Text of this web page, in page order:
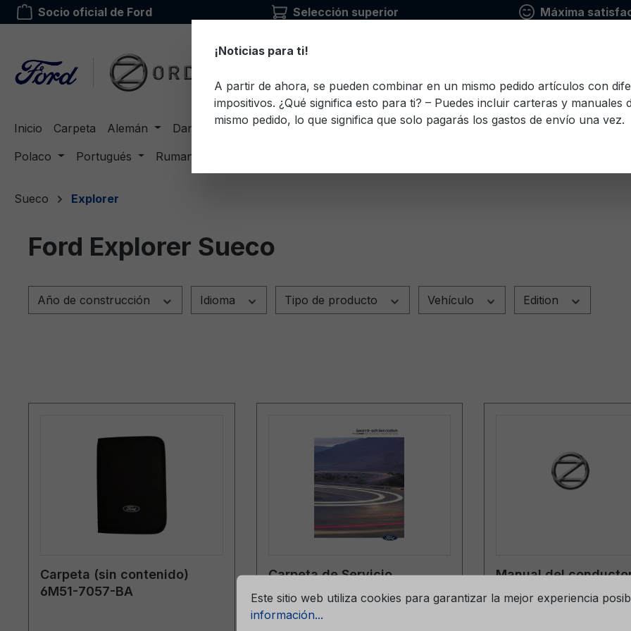
Saltar a la navegación principal
Socio oficial de Ford Selección superior Máxima
Inicio Carpeta Alemán Danés Inglés Estonio Finlandés Francés Griego Italiano
Polaco
Portugués Rumano
Sueco Explorer
Ford Explorer Sueco
Año de construcción Idioma Tipo de producto Vehículo Edition
Carpeta (sin contenido)
6M51-7057-BA
Carpeta de Servicio
CG2147SWE 06/2024 -
Suecia
Manual del
Explorer CG3968sv
- sueco
Ajustes previos para cookies
la mejor experiencia posible.Más información...
Este sitio web utiliza cookies para garantizar la mejor experiencia
información...
¡Noticias para ti!
A partir de ahora, se pueden combinar en un mismo pedido artículos con
impositivos. ¿Qué significa esto para ti? – Puedes incluir carteras y manuales
mismo pedido, lo que significa que solo pagarás los gastos de envío una vez.